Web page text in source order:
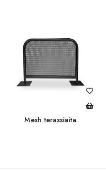
Mesh terassiaita